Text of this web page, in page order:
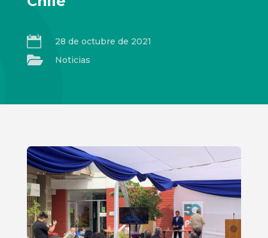
 28 de octubre de 2021
 Noticias